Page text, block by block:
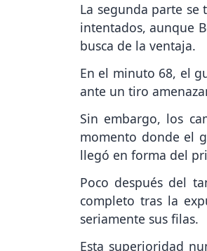
La segunda parte se
intentados, aunque
busca de la ventaja.
En el minuto 68, el
ante un tiro
Sin embargo, los
momento donde el
llegó en forma del
Poco después del
completo tras la
seriamente sus filas.
Esta superioridad